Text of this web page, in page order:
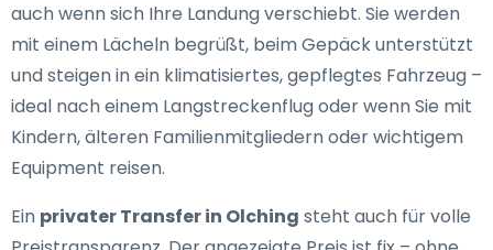
auch wenn sich Ihre Landung verschiebt. Sie werden
mit einem Lächeln begrüßt, beim Gepäck unterstützt
und steigen in ein klimatisiertes, gepflegtes Fahrzeug –
ideal nach einem Langstreckenflug oder wenn Sie mit
Kindern, älteren Familienmitgliedern oder wichtigem
Equipment reisen.
Ein privater Transfer in Olching steht auch für volle